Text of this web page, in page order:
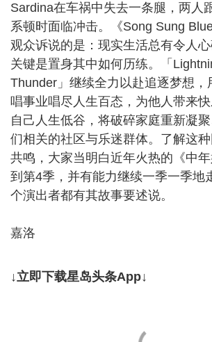
Sardina在车祸中失去一条腿，两人
系顿时面临冲击。《Song Sung
观众诉说的是：现实生活总有令人心
关键是置身其中如何历练。「
Thunder」继续全力以赴追逐梦想，
唱事业唱尽人生百态，为他人带来
自己人生低谷，将破碎家庭重新凝
们相关的社区与乐迷群体。了解这
共鸣，大家当明白近年火热的《中
到第4季，并有能力继续一季一季地
个演出者都有其故事要述说。
嘉洛
↓立即下载星岛头条App↓